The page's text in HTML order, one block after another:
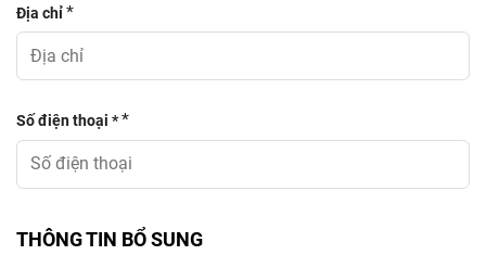
Địa chỉ*
Số điện thoại **
THÔNG TIN BỔ SUNG